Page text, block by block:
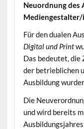
Neuordnung des
Für den dualen
Digital und Print
Das bedeutet, die
der betrieblichen
Ausbildung
Die
und wird bereits